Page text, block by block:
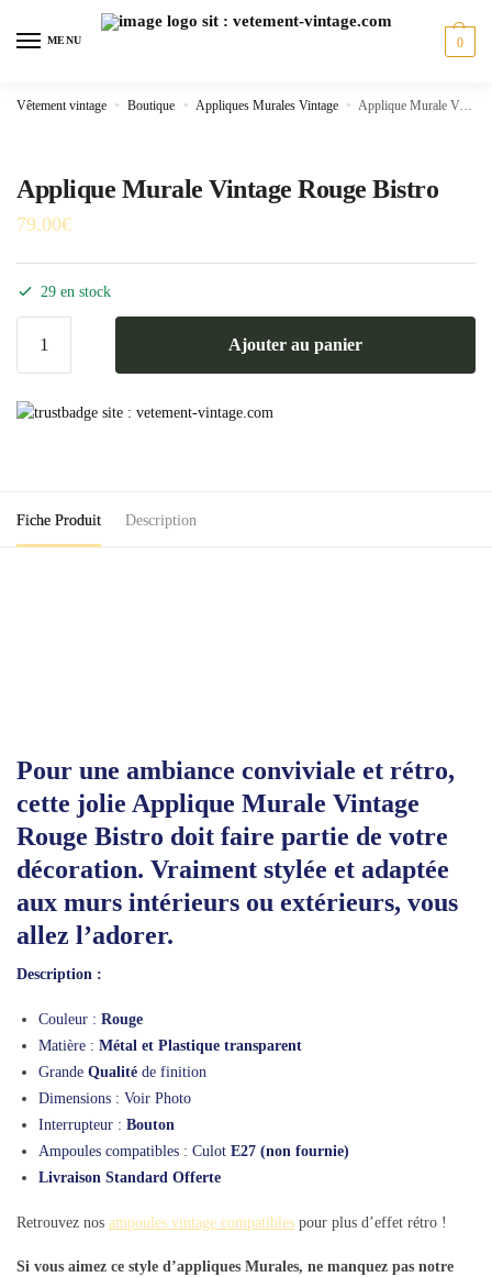
MENU 0
Vêtement vintage » Boutique » Appliques Murales Vintage » Applique Murale Vintage Rouge Bistro
Applique Murale Vintage Rouge Bistro
79.00€
29 en stock
Murale
Ajouter au panier
Fiche Produit Description
Pour une ambiance conviviale et rétro,
cette jolie Applique Murale Vintage
Rouge Bistro doit faire partie de votre
décoration. Vraiment stylée et adaptée
aux murs intérieurs ou extérieurs, vous
allez l’adorer.
Description :
Couleur : Rouge
Matière : Métal et Plastique transparent
Grande Qualité de finition
Dimensions : Voir Photo
Interrupteur : Bouton
Ampoules compatibles : Culot E27 (non fournie)
Livraison Standard Offerte
Retrouvez nos ampoules vintage compatibles pour plus d’effet rétro !
Si vous aimez ce style d’appliques Murales, ne manquez pas notre